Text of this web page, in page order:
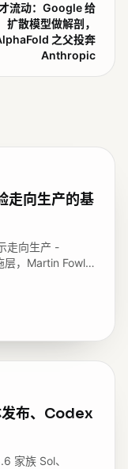
流动：Google 给
扩散模型做解剖，
之父投奔
Anthropic
走向生产的基
走向生产 -
，Martin Fowler
半年内用户从
发布、Codex
家族 Sol、